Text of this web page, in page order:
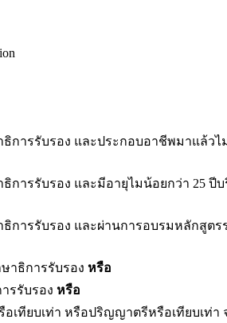
การรับรอง และประกอบอาชีพมาแล้วไ
การรับรอง และมีอายุไมน้อยกว่า 25 ปี
การรับรอง และผ่านการอบรมหลักสูต
าธิการรับรอง หรือ
รรับรอง หรือ
เทียบเท่า หรือปริญญาตรีหรือเทียบเท่า